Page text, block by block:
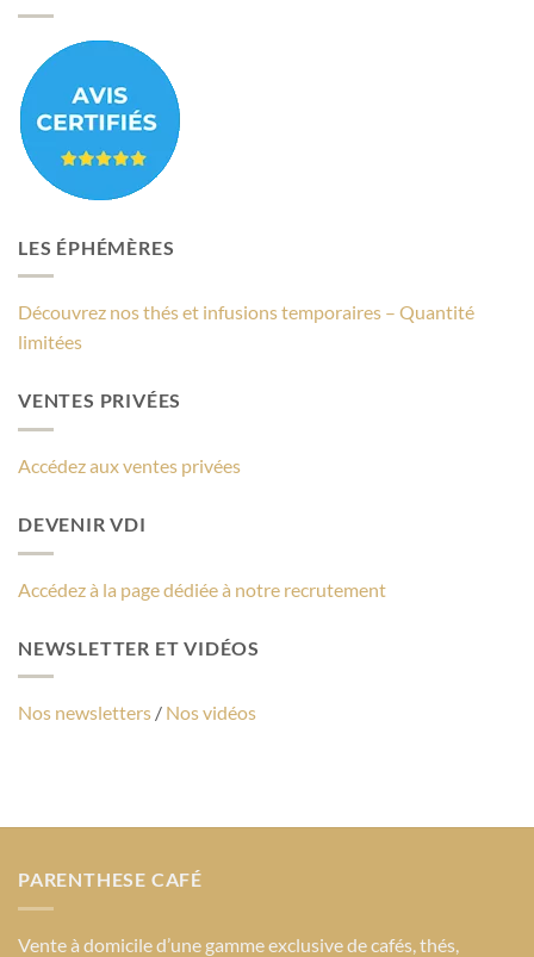
LES ÉPHÉMÈRES
Découvrez nos thés et infusions temporaires – Quantité
limitées
VENTES PRIVÉES
Accédez aux ventes privées
DEVENIR VDI
Accédez à la page dédiée à notre recrutement
NEWSLETTER ET VIDÉOS
Nos newsletters / Nos vidéos
PARENTHESE CAFÉ
Vente à domicile d’une gamme exclusive de cafés, thés,